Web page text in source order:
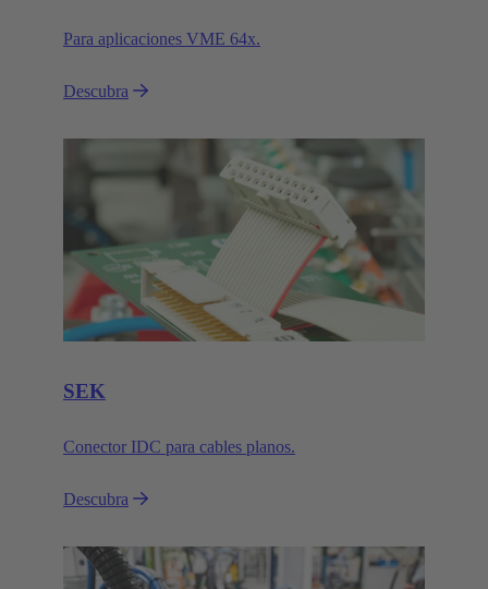
Para aplicaciones VME 64x.
Descubra
SEK
Conector IDC para cables planos.
Descubra